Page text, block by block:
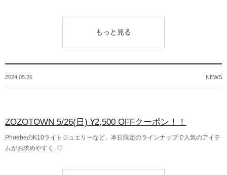
もっと見る
2024.05.26 NEWS
ZOZOTOWN 5/26(日) ¥2,500 OFFクーポン！！
PhoebeのK10ライトジュエリーなど、本日限定のラインナップで人気のアイテ
ムがお求めやすく..♡